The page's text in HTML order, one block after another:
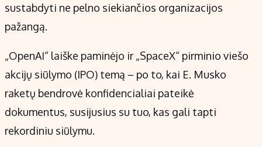
sustabdyti ne pelno siekiančios organizacijos
pažangą.
„OpenAI“ laiške paminėjo ir „SpaceX“ pirminio viešo
akcijų siūlymo (IPO) temą – po to, kai E. Musko
raketų bendrovė konfidencialiai pateikė
dokumentus, susijusius su tuo, kas gali tapti
rekordiniu siūlymu.